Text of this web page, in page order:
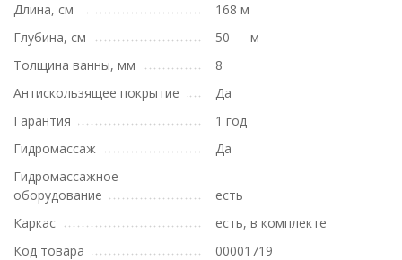
Длина, см
168 м
Глубина, см
50 — м
Толщина ванны, мм
8
Антискользящее покрытие
Да
Гарантия
1 год
Гидромассаж
Да
Гидромассажное
оборудование
есть
Каркас
есть, в комплекте
Код товара
00001719